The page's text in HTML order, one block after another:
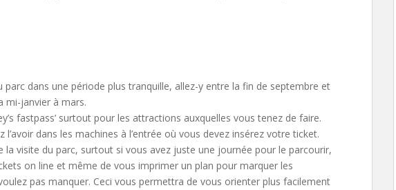
parc dans une période plus tranquille, allez-y entre la fin de septembre et
mi-janvier à mars.
fastpass’ surtout pour les attractions auxquelles vous tenez de faire.
l’avoir dans les machines à l’entrée où vous devez insérez votre ticket.
la visite du parc, surtout si vous avez juste une journée pour le parcourir,
on line et même de vous imprimer un plan pour marquer les
pas manquer. Ceci vous permettra de vous orienter plus facilement